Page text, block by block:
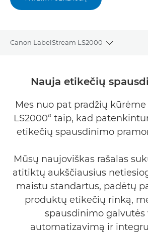
Canon LabelStream LS2000
Toggle
Nauja etikečių
Mes nuo pat pradžių kūrėme
LS2000“ taip, kad
etikečių spausdinimo
Mūsų naujoviškas rašalas
atitiktų aukščiausius
maistu standartus, padėtų
produktų etikečių rinką,
spausdinimo galvutės
automatizavimą ir